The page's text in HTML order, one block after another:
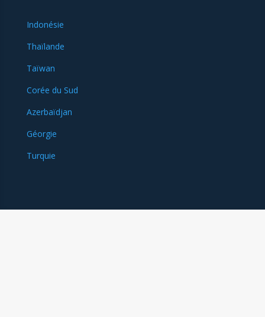
Indonésie
Thaïlande
Taïwan
Corée du Sud
Azerbaïdjan
Géorgie
Turquie